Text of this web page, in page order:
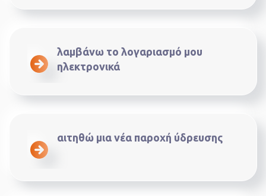
λαμβάνω το λογαριασμό μου
ηλεκτρονικά
αιτηθώ μια νέα παροχή ύδρευσης